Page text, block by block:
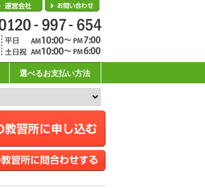
会社概要
選べるお支払い方法